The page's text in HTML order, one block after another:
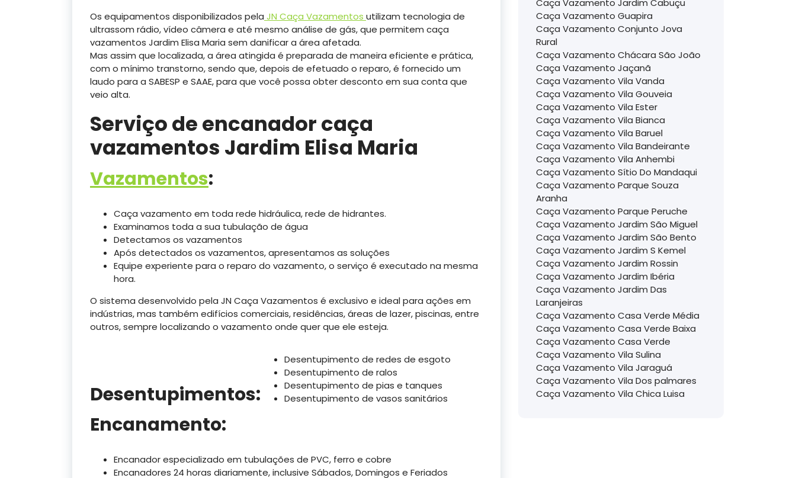
Os equipamentos disponibilizados pela JN Caça Vazamentos utilizam tecnologia de
ultrassom rádio, vídeo câmera e até mesmo análise de gás, que permitem caça
vazamentos Jardim Elisa Maria sem danificar a área afetada.
Mas assim que localizada, a área atingida é preparada de maneira eficiente e prática,
com o mínimo transtorno, sendo que, depois de efetuado o reparo, é fornecido um
laudo para a SABESP e SAAE, para que você possa obter desconto em sua conta que
veio alta.
Serviço de encanador caça
vazamentos Jardim Elisa Maria
Vazamentos:
Caça vazamento em toda rede hidráulica, rede de hidrantes.
Examinamos toda a sua tubulação de água
Detectamos os vazamentos
Após detectados os vazamentos, apresentamos as soluções
Equipe experiente para o reparo do vazamento, o serviço é executado na mesma
hora.
O sistema desenvolvido pela JN Caça Vazamentos é exclusivo e ideal para ações em
indústrias, mas também edifícios comerciais, residências, áreas de lazer, piscinas, entre
outros, sempre localizando o vazamento onde quer que ele esteja.
Desentupimentos:
Desentupimento de redes de esgoto
Desentupimento de ralos
Desentupimento de pias e tanques
Desentupimento de vasos sanitários
Encanamento:
Encanador especializado em tubulações de PVC, ferro e cobre
Encanadores 24 horas diariamente, inclusive Sábados, Domingos e Feriados
Caça Vazamento Jardim Cabuçu
Caça Vazamento Guapira
Caça Vazamento Conjunto Jova
Rural
Caça Vazamento Chácara São João
Caça Vazamento Jaçanã
Caça Vazamento Vila Vanda
Caça Vazamento Vila Gouveia
Caça Vazamento Vila Ester
Caça Vazamento Vila Bianca
Caça Vazamento Vila Baruel
Caça Vazamento Vila Bandeirante
Caça Vazamento Vila Anhembi
Caça Vazamento Sítio Do Mandaqui
Caça Vazamento Parque Souza
Aranha
Caça Vazamento Parque Peruche
Caça Vazamento Jardim São Miguel
Caça Vazamento Jardim São Bento
Caça Vazamento Jardim S Kemel
Caça Vazamento Jardim Rossin
Caça Vazamento Jardim Ibéria
Caça Vazamento Jardim Das
Laranjeiras
Caça Vazamento Casa Verde Média
Caça Vazamento Casa Verde Baixa
Caça Vazamento Casa Verde
Caça Vazamento Vila Sulina
Caça Vazamento Vila Jaraguá
Caça Vazamento Vila Dos palmares
Caça Vazamento Vila Chica Luisa